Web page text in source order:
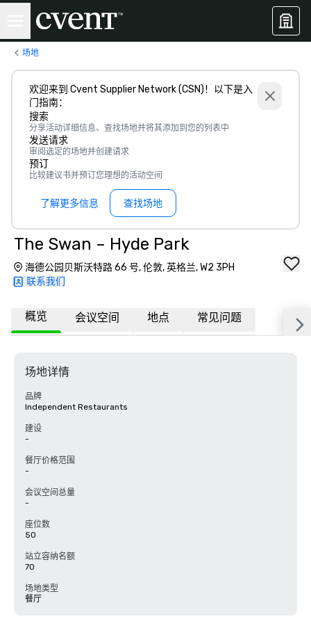
场地
欢迎来到 Cvent Supplier Network (CSN)！以下是入
门指南：
搜索
分享活动详细信息、查找场地并将其添加到您的列表中
发送请求
审阅选定的场地并创建请求
预订
比较建议书并预订您理想的活动空间
了解更多信息 查找场地
The Swan – Hyde Park
海德公园贝斯沃特路 66 号, 伦敦, 英格兰, W2 3PH
联系我们
概览 会议空间 地点 常见问题
场地详情
品牌
Independent Restaurants
建设
-
餐厅价格范围
-
会议空间总量
-
座位数
50
站立容纳名额
70
场地类型
餐厅